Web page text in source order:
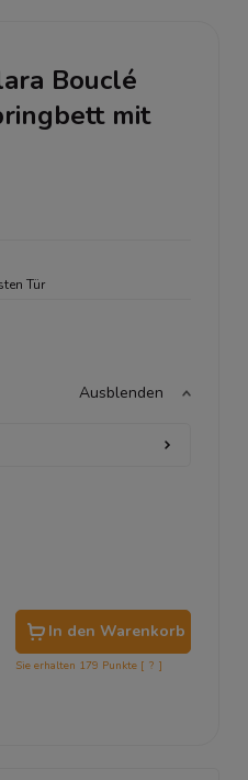
Bouclé
mit
Tür
Ausblenden
In den Warenkorb
Sie erhalten 179 Punkte [ ? ]